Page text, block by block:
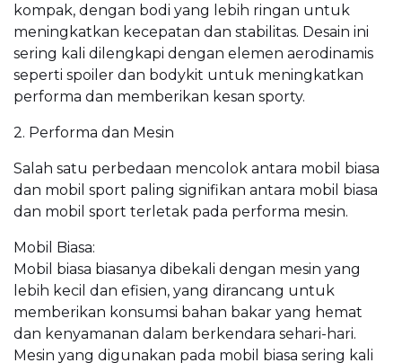
kompak, dengan bodi yang lebih ringan untuk
meningkatkan kecepatan dan stabilitas. Desain ini
sering kali dilengkapi dengan elemen aerodinamis
seperti spoiler dan bodykit untuk meningkatkan
performa dan memberikan kesan sporty.
2. Performa dan Mesin
Salah satu perbedaan mencolok antara mobil biasa
dan mobil sport paling signifikan antara mobil biasa
dan mobil sport terletak pada performa mesin.
Mobil Biasa:
Mobil biasa biasanya dibekali dengan mesin yang
lebih kecil dan efisien, yang dirancang untuk
memberikan konsumsi bahan bakar yang hemat
dan kenyamanan dalam berkendara sehari-hari.
Mesin yang digunakan pada mobil biasa sering kali